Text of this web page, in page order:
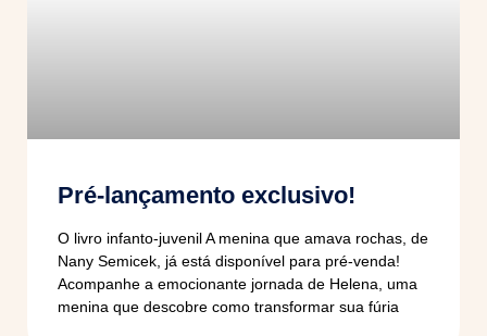
Pré-lançamento exclusivo!
O livro infanto-juvenil A menina que amava rochas, de
Nany Semicek, já está disponível para pré-venda!
Acompanhe a emocionante jornada de Helena, uma
menina que descobre como transformar sua fúria